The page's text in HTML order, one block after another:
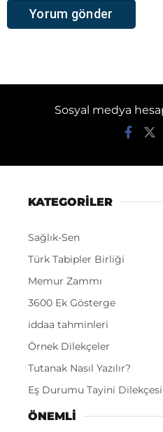
Sosyal medya
KATEGORİLER
Sağlık-Sen
Türk Tabipler Birliği
Memur Zammı
3600 Ek Gösterge
iddaa tahminleri
Örnek Dilekçeler
Tutanak Nasıl Yazılır?
Eş Durumu Tayini
ÖNEMLI